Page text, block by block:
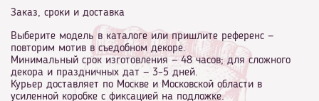
Заказ, сроки и доставка
Выберите модель в каталоге или пришлите референс —
повторим мотив в съедобном декоре.
Минимальный срок изготовления — 48 часов; для сложного
декора и праздничных дат — 3–5 дней.
Курьер доставляет по Москве и Московской области в
усиленной коробке с фиксацией на подложке.